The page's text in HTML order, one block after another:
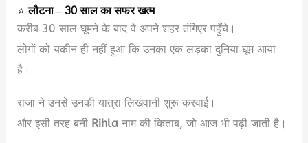
⭐लौटना – 30 साल का सफर खत्म
करीब 30 साल घूमने के बाद वे अपने शहर तंगिएर पहुँचे।
लोगों को यकीन ही नहीं हुआ कि उनका एक लड़का दुनिया घूम आया
है।
राजा ने उनसे उनकी यात्रा लिखवानी शुरू करवाई।
और इसी तरह बनी Rihla नाम की किताब, जो आज भी पढ़ी जाती है।